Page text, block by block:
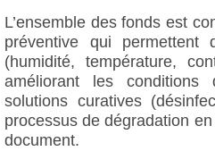
L’ensemble des fonds est
préventive qui
(humidité, température,
améliorant les conditions
solutions curatives
processus de dégradation
document.